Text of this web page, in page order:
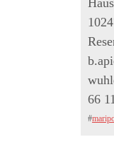
66
#